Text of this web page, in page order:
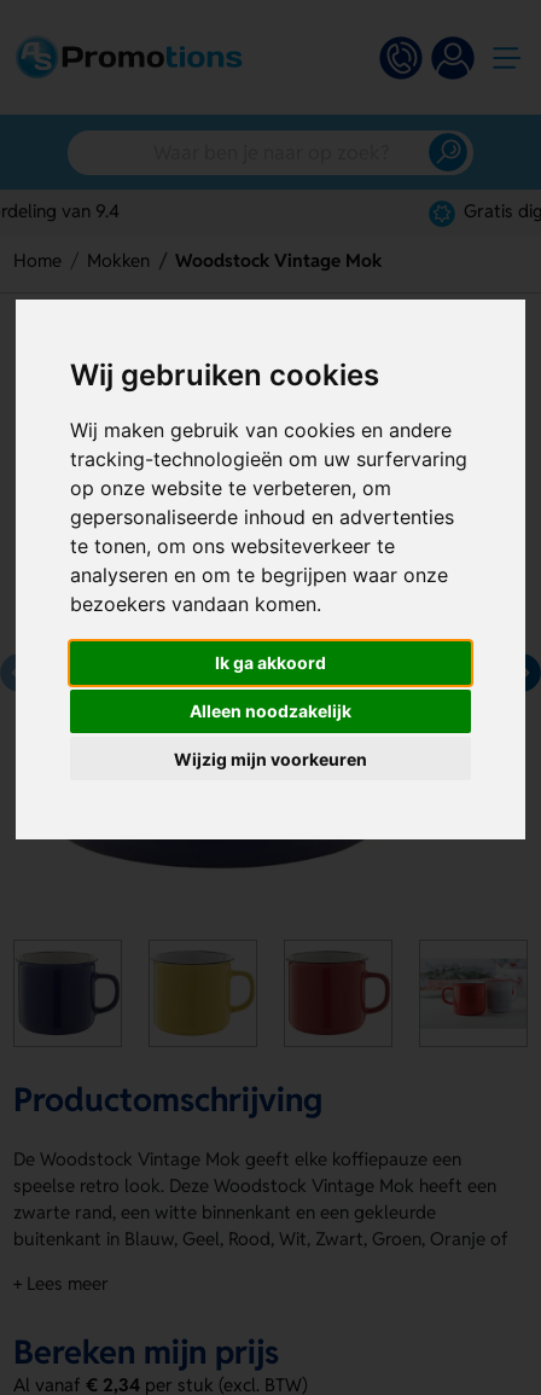
Wij gebruiken cookies
Wij maken gebruik van cookies en andere
tracking-technologieën om uw surfervaring
op onze website te verbeteren, om
gepersonaliseerde inhoud en advertenties
te tonen, om ons websiteverkeer te
analyseren en om te begrijpen waar onze
bezoekers vandaan komen.
Ik ga akkoord
Alleen noodzakelijk
Wijzig mijn voorkeuren
Home Mokken Woodstock Vintage Mok
Artikelnummer:127634
Productomschrijving
De Woodstock Vintage Mok geeft elke koffiepauze een
speelse retro look. Deze Woodstock Vintage Mok heeft een
zwarte rand, een witte binnenkant en een gekleurde
buitenkant in Blauw, Geel, Rood, Wit, Zwart, Groen, Oranje of
geschenkverpakking en heeft een inhoud van 300 ml. Ideaal
of eigen ontwerp op zetten. Bestel of vraag een prijs op.
+ Lees meer
Bereken mijn prijs
Al vanaf€ 2,34 per stuk (excl. BTW)